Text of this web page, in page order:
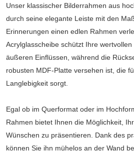
Unser klassischer Bilderrahmen aus
durch seine elegante Leiste mit den
Erinnerungen einen edlen Rahmen
Acrylglasscheibe schützt Ihre
äußeren Einflüssen, während die
robusten MDF-Platte versehen ist, die
Langlebigkeit sorgt.
Egal ob im Querformat oder im
Rahmen bietet Ihnen die Möglichkeit,
Wünschen zu präsentieren. Dank des
können Sie ihn mühelos an der Wand